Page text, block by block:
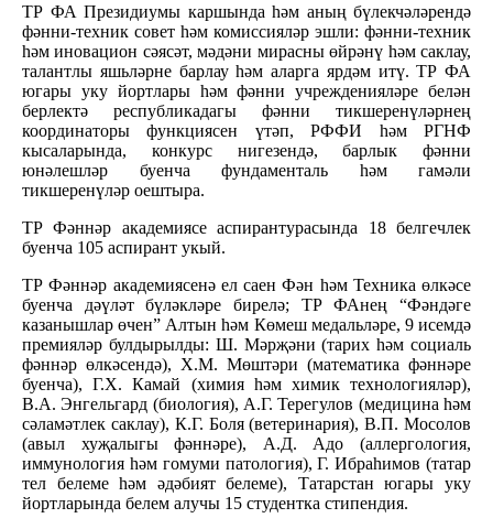
ТР ФА Президиумы каршында һәм аның бүлекчәләрендә
фәнни-техник совет һәм комиссияләр эшли: фәнни-техник
һәм иновацион сәясәт, мәдәни мирасны өйрәнү һәм саклау,
талантлы яшьләрне барлау һәм аларга ярдәм итү. ТР ФА
югары уку йортлары һәм фәнни учрежденияләре белән
берлектә республикадагы фәнни тикшеренүләрнең
координаторы функциясен үтәп, РФФИ һәм РГНФ
кысаларында, конкурс нигезендә, барлык фәнни
юнәлешләр буенча фундаменталь һәм гамәли
тикшеренүләр оештыра.
ТР Фәннәр академиясе аспирантурасында 18 белгечлек
буенча 105 аспирант укый.
ТР Фәннәр академиясенә ел саен Фән һәм Техника өлкәсе
буенча дәүләт бүләкләре бирелә; ТР ФАнең “Фәндәге
казанышлар өчен” Алтын һәм Көмеш медальләре, 9 исемдә
премияләр булдырылды: Ш. Мәрҗәни (тарих һәм социаль
фәннәр өлкәсендә), Х.М. Мөштәри (математика фәннәре
буенча), Г.Х. Камай (химия һәм химик технологияләр),
В.А. Энгельгард (биология), А.Г. Терегулов (медицина һәм
сәламәтлек саклау), К.Г. Боля (ветеринария), В.П. Мосолов
(авыл хуҗалыгы фәннәре), А.Д. Адо (аллергология,
иммунология һәм гомуми патология), Г. Ибраһимов (татар
тел белеме һәм әдәбият белеме), Татарстан югары уку
йортларында белем алучы 15 студентка стипендия.